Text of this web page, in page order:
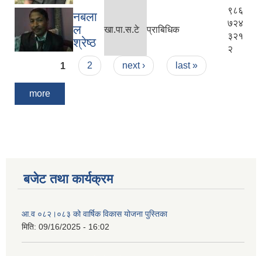
नबला
ल
श्रेष्ठ
खा.पा.स.टे प्राबिधिक
९८६
७२४
३२१
२
Pages
1 2 next › last »
more
बजेट तथा कार्यक्रम
आ.व ०८२।०८३ को वार्षिक विकास योजना पुस्तिका
मिति: 09/16/2025 - 16:02